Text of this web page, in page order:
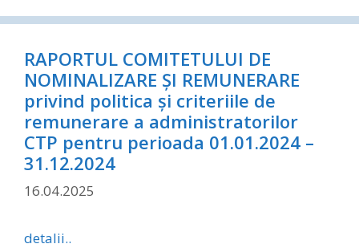
RAPORTUL COMITETULUI DE
NOMINALIZARE ȘI REMUNERARE
privind politica şi criteriile de
remunerare a administratorilor
CTP pentru perioada 01.01.2024 –
31.12.2024
16.04.2025
detalii..